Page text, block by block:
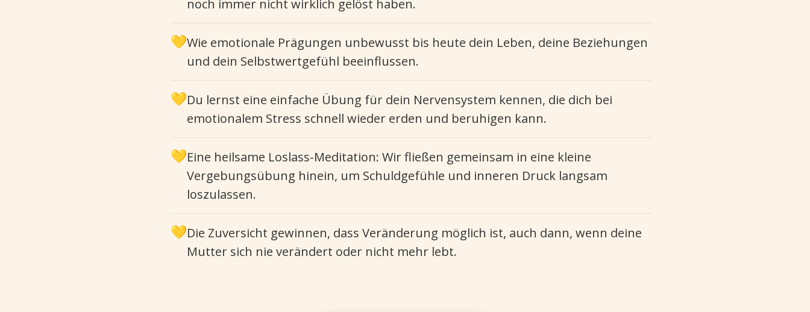
noch immer nicht wirklich gelöst haben.
💛Wie emotionale Prägungen unbewusst bis heute dein Leben, deine Beziehungen
und dein Selbstwertgefühl beeinflussen.
💛Du lernst eine einfache Übung für dein Nervensystem kennen, die dich bei
emotionalem Stress schnell wieder erden und beruhigen kann.
💛Eine heilsame Loslass-Meditation: Wir fließen gemeinsam in eine kleine
Vergebungsübung hinein, um Schuldgefühle und inneren Druck langsam
loszulassen.
💛Die Zuversicht gewinnen, dass Veränderung möglich ist, auch dann, wenn deine
Mutter sich nie verändert oder nicht mehr lebt.